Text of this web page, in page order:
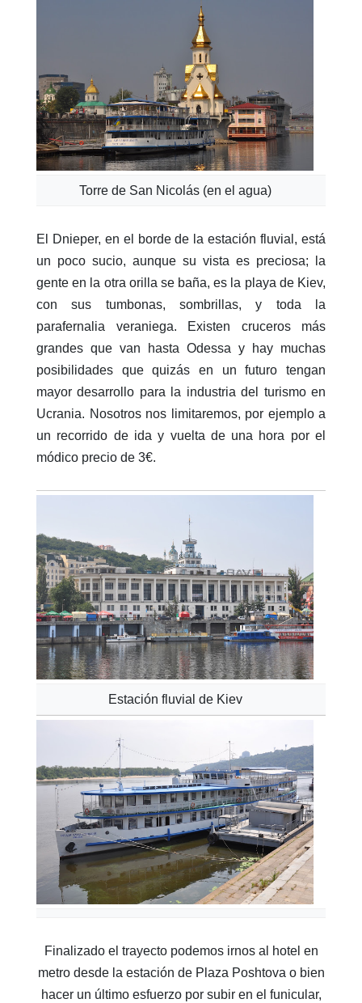
Torre de San Nicolás (en el agua)
El Dnieper, en el borde de la estación fluvial, está
un poco sucio, aunque su vista es preciosa; la
gente en la otra orilla se baña, es la playa de Kiev,
con sus tumbonas, sombrillas, y toda la
parafernalia veraniega. Existen cruceros más
grandes que van hasta Odessa y hay muchas
posibilidades que quizás en un futuro tengan
mayor desarrollo para la industria del turismo en
Ucrania. Nosotros nos limitaremos, por ejemplo a
un recorrido de ida y vuelta de una hora por el
módico precio de 3€.
Estación fluvial de Kiev
Finalizado el trayecto podemos irnos al hotel en
metro desde la estación de Plaza Poshtova o bien
hacer un último esfuerzo por subir en el funicular,